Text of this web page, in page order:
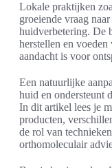
Lokale praktijken
groeiende vraag
huidverbetering. De
herstellen en
aandacht is voor
Een natuurlijke
huid en ondersteunt
In dit artikel lees je
producten,
de rol van
orthomoleculair